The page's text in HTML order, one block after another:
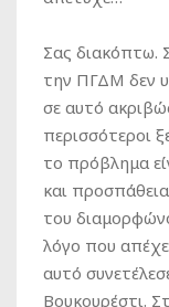
Σας διακόπτω.
την ΠΓΔΜ δεν
σε αυτό
περισσότεροι
το πρόβλημα
και
του
λόγο που
αυτό
Βουκουρέστι.